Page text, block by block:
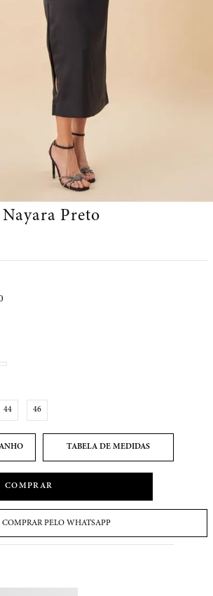
Preto
44 46
TABELA DE MEDIDAS
COMPRAR
COMPRAR PELO WHATSAPP